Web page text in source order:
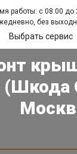
работы: с 08:00 до
без
Выбрать сервис
(Шкода